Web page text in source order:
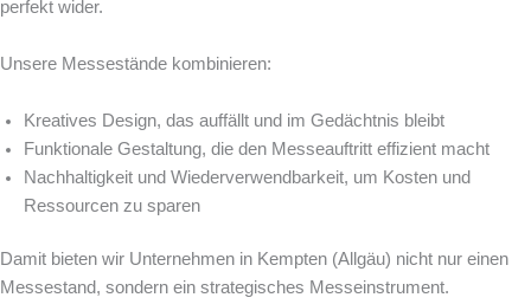
perfekt wider.
Unsere Messestände kombinieren:
Kreatives Design, das auffällt und im Gedächtnis bleibt
Funktionale Gestaltung, die den Messeauftritt effizient macht
Nachhaltigkeit und Wiederverwendbarkeit, um Kosten und
Ressourcen zu sparen
Damit bieten wir Unternehmen in Kempten (Allgäu) nicht nur einen
Messestand, sondern ein strategisches Messeinstrument.